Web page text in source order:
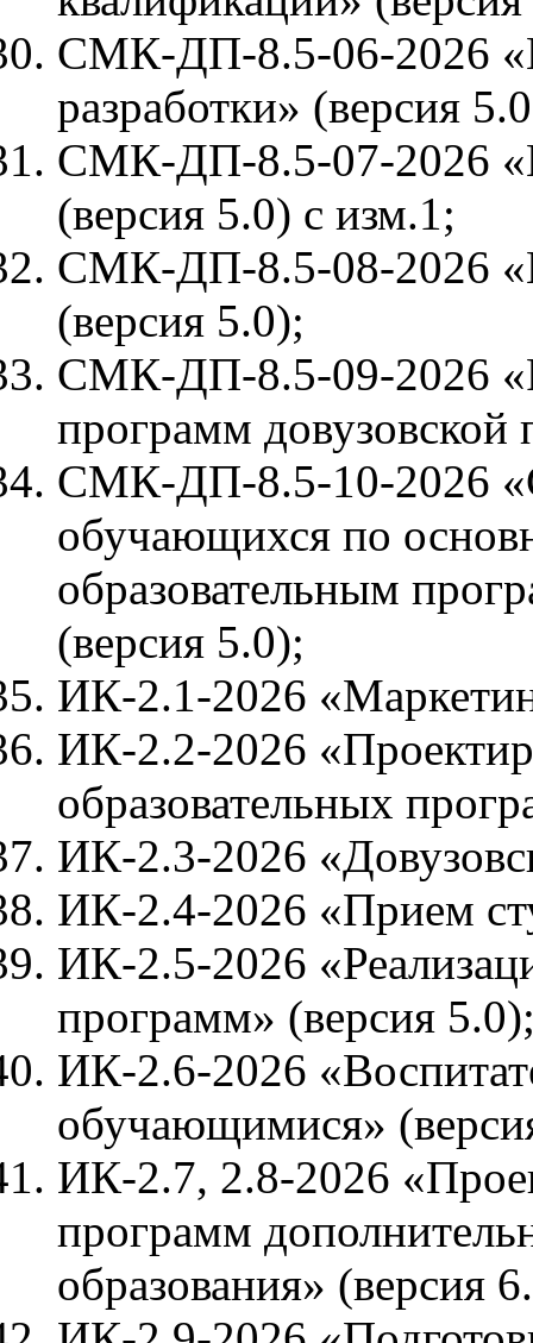
СМК-ДП-8.5-06-2026
разработки» (версия
СМК-ДП-8.5-07-2026
(версия 5.0) с изм.1;
СМК-ДП-8.5-08-2026
(версия 5.0);
СМК-ДП-8.5-09-2026
программ довузовской
СМК-ДП-8.5-10-2026
обучающихся по
образовательным
(версия 5.0);
ИК-2.1-2026
ИК-2.2-2026
образовательных
ИК-2.3-2026
ИК-2.4-2026 «Прием
ИК-2.5-2026
программ» (версия
ИК-2.6-2026
обучающимися»
ИК-2.7, 2.8-2026
программ
образования» (версия